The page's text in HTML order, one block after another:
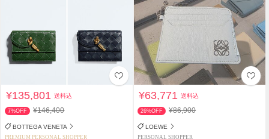
¥135,801送料込
7%OFF ¥146,400
BOTTEGA VENETA
PREMIUM PERSONAL SHOPPER
¥63,771送料込
26%OFF ¥86,900
LOEWE
PERSONAL SHOPPER